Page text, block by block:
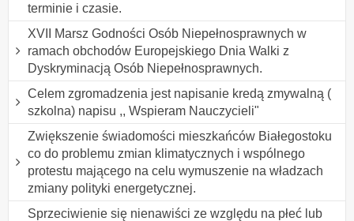
terminie i czasie.
XVII Marsz Godności Osób Niepełnosprawnych w
ramach obchodów Europejskiego Dnia Walki z
Dyskryminacją Osób Niepełnosprawnych.
Celem zgromadzenia jest napisanie kredą zmywalną (
szkolna) napisu ,, Wspieram Nauczycieli"
Zwiększenie świadomości mieszkańców Białegostoku
co do problemu zmian klimatycznych i wspólnego
protestu mającego na celu wymuszenie na władzach
zmiany polityki energetycznej.
Sprzeciwienie się nienawiści ze względu na płeć lub